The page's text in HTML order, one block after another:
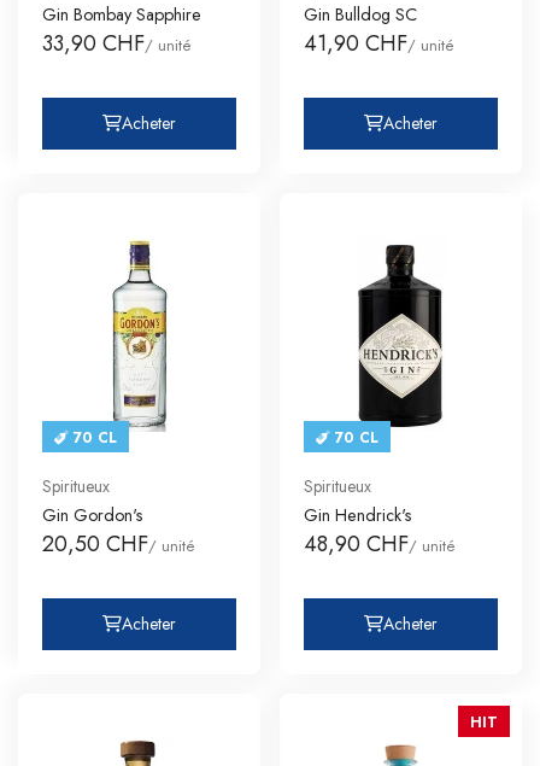
Gin Bombay Sapphire
33,90 CHF/ unité
Acheter
Gin Bulldog SC
41,90 CHF/ unité
Acheter
70 CL
Spiritueux
Gin Gordon's
20,50 CHF/ unité
Acheter
70 CL
Spiritueux
Gin Hendrick's
48,90 CHF/ unité
Acheter
HIT